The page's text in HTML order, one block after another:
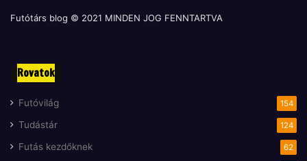
Futótárs blog © 2021 MINDEN JOG FENNTARTVA
Rovatok
Futóvilág 154
Tudástár 124
Futás kezdőknek 62